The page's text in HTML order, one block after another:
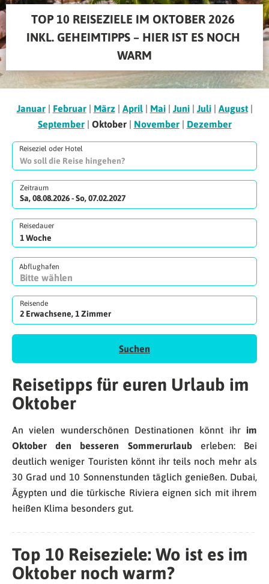
TOP 10 REISEZIELE IM OKTOBER 2026
INKL. GEHEIMTIPPS – HIER IST ES NOCH
WARM
Januar| Februar| März| April| Mai| Juni| Juli| August|
September| Oktober November| Dezember
Reiseziel oder Hotel
Zeitraum
Sa, 08.08.2026 - So, 07.02.2027
Reisedauer
Abflughafen
Reisende
2 Erwachsene, 1 Zimmer
Suchen
Reisetipps für euren Urlaub im
Oktober
An vielen wunderschönen Destinationen könnt ihr im
Oktober den besseren Sommerurlauberleben: Bei
deutlich weniger Touristen könnt ihr teils noch mehr als
30 Grad und 10 Sonnenstunden täglich genießen. Dubai,
Ägypten und die türkische Riviera eignen sich mit ihrem
heißen Klima besonders gut.
Top 10 Reiseziele: Wo ist es im
Oktober noch warm?